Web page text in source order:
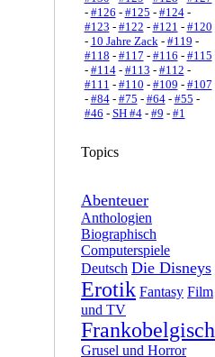
- #126 - #125 - #124-
#123 - #122 - #121 - #120
- 10 Jahre Zack- #119 -
#118 - #117 - #116 - #115
- #114- #113 - #112 -
#111 - #110 - #109 - #107
- #84- #75 - #64- #55 -
#46 - SH #4- #9 - #1
Topics
Abenteuer
Anthologien
Biographisch
Computerspiele
Deutsch Die Disneys
Erotik Fantasy Film
und TV
Frankobelgisch
Grusel und Horror